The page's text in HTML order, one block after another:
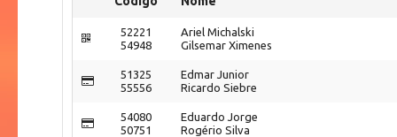
52221
54948
Ariel Michalski
Gilsemar Ximenes
51325
55556
Edmar Junior
Ricardo Siebre
54080
50751
Eduardo Jorge
Rogério Silva